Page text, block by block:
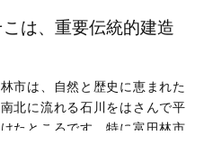
は、重要伝統的建造
市は、自然と歴史に恵まれた
北に流れる石川をはさんで平
たところです。特に富田林市